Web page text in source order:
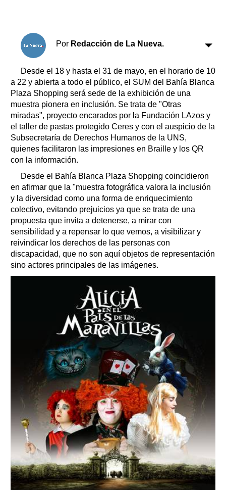
Por Redacción de La Nueva.
Desde el 18 y hasta el 31 de mayo, en el horario de 10
a 22 y abierta a todo el público, el SUM del Bahía Blanca
Plaza Shopping será sede de la exhibición de una
muestra pionera en inclusión. Se trata de "Otras
miradas", proyecto encarados por la Fundación LAzos y
el taller de pastas protegido Ceres y con el auspicio de la
Subsecretaría de Derechos Humanos de la UNS,
quienes facilitaron las impresiones en Braille y los QR
con la información.
Desde el Bahía Blanca Plaza Shopping coincidieron
en afirmar que la "muestra fotográfica valora la inclusión
y la diversidad como una forma de enriquecimiento
colectivo, evitando prejuicios ya que se trata de una
propuesta que invita a detenerse, a mirar con
sensibilidad y a repensar lo que vemos, a visibilizar y
reivindicar los derechos de las personas con
discapacidad, que no son aquí objetos de representación
sino actores principales de las imágenes.